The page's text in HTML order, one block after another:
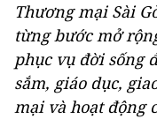
Thương mại Sài
từng bước mở
phục vụ đời sống
sắm, giáo dục,
mại và hoạt động